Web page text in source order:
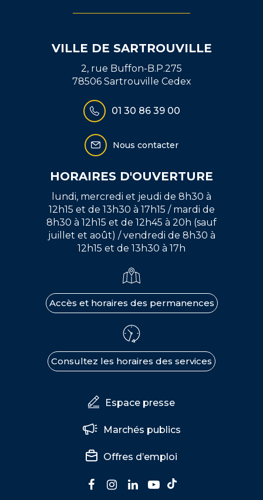
VILLE DE SARTROUVILLE
2, rue Buffon-B.P.275
78506 Sartrouville Cedex
01 30 86 39 00
Nous contacter
HORAIRES D'OUVERTURE
lundi, mercredi et jeudi de 8h30 à
12h15 et de 13h30 à 17h15 / mardi de
8h30 à 12h15 et de 12h45 à 20h (sauf
juillet et août) / vendredi de 8h30 à
12h15 et de 13h30 à 17h
Accès et horaires des permanences
Consultez les horaires des services
Espace presse
Marchés publics
Offres d’emploi
LienLienLienLienLien